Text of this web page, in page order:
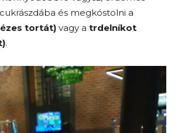
és megkóstolni a
tortát) vagy a trdelníkot
.